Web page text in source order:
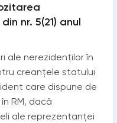
nr. 5(21) anul
ale nerezidenților în
creanțele statului
care dispune de
RM, dacă
ale reprezentanței